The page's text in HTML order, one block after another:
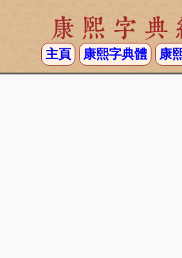
康熙字典
主頁 康熙字典體 康